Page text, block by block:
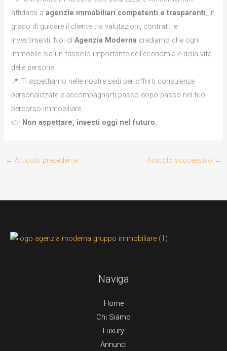
affidarsi aagenzie immobiliari competenti e trasparenti, in
grado di guidare il cliente tra valutazioni, contratti e
investimenti. Noi diAgenzia Moderna crediamo che ogni
immobile sia un tassello importante dell’economia e della vita
delle persone.
📍 Ti aspettiamo nelle nostre sedi per offrirti consulenze
personalizzate e accompagnarti passo dopo passo nel tuo
percorso immobiliare.
👉 Non aspettare, investi oggi nel futuro.
← Articolo precedente Articolo successivo →
Naviga
Home
Chi Siamo
Luxury
Annunci